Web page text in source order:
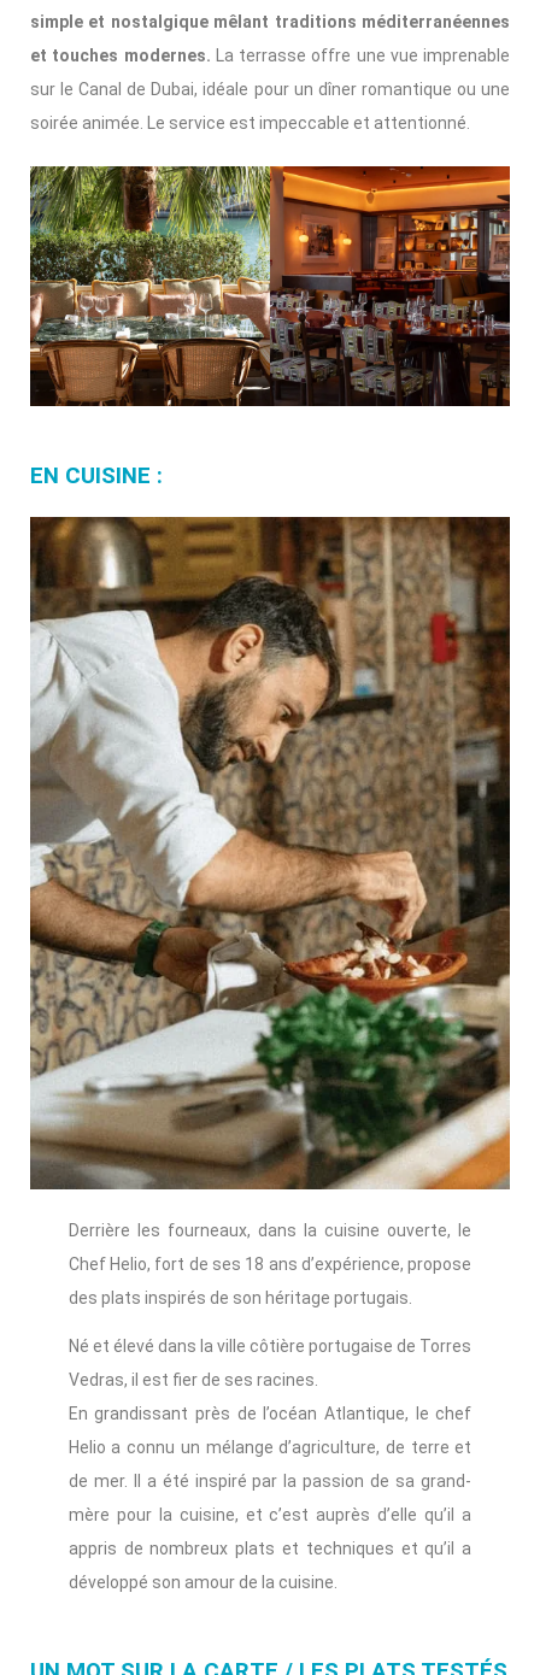
simple et nostalgique mêlant traditions méditerranéennes
et touches modernes. La terrasse offre une vue imprenable
sur le Canal de Dubai, idéale pour un dîner romantique ou une
soirée animée. Le service est impeccable et attentionné.
EN CUISINE :
Derrière les fourneaux, dans la cuisine ouverte, le
Chef Helio, fort de ses 18 ans d’expérience, propose
des plats inspirés de son héritage portugais.
Né et élevé dans la ville côtière portugaise de Torres
Vedras, il est fier de ses racines.
En grandissant près de l’océan Atlantique, le chef
Helio a connu un mélange d’agriculture, de terre et
de mer. Il a été inspiré par la passion de sa grand-
mère pour la cuisine, et c’est auprès d’elle qu’il a
appris de nombreux plats et techniques et qu’il a
développé son amour de la cuisine.